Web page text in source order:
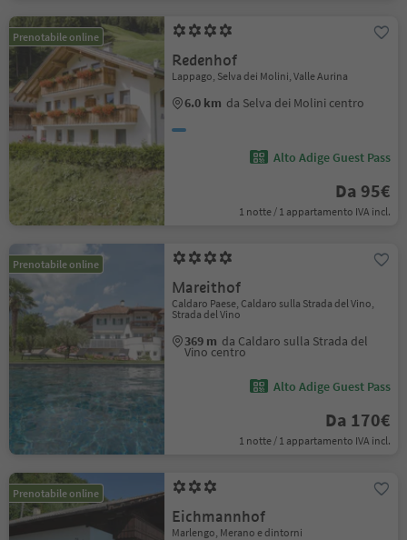
Prenotabile online
Redenhof
Lappago, Selva dei Molini, Valle Aurina
6.0 km da Selva dei Molini centro
Alto Adige Guest Pass
Da 95€
1 notte / 1 appartamento IVA incl.
Prenotabile online
Mareithof
Caldaro Paese, Caldaro sulla Strada del Vino,
Strada del Vino
369 m da Caldaro sulla Strada del
Vino centro
Alto Adige Guest Pass
Da 170€
1 notte / 1 appartamento IVA incl.
Prenotabile online
Eichmannhof
Marlengo, Merano e dintorni